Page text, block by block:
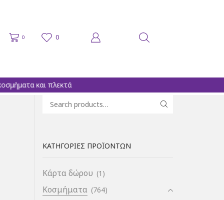
0 0
Search for: SEARCH
ΚΑΤΗΓΟΡΊΕΣ ΠΡΟΪΌΝΤΩΝ
Κάρτα δώρου (1)
Κοσμήματα (764)